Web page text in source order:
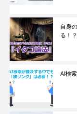
自身
る！
AI検